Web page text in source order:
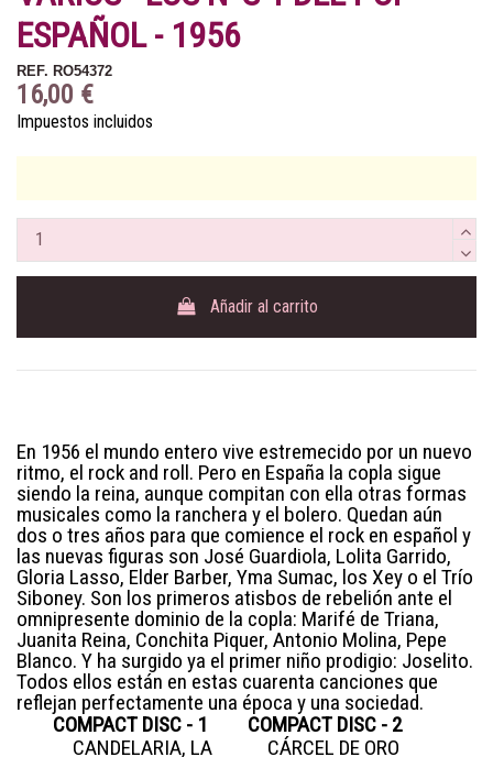
ESPAÑOL - 1956
REF. RO54372
16,00 €
Impuestos incluidos
Añadir al carrito
En 1956 el mundo entero vive estremecido por un nuevo
ritmo, el rock and roll. Pero en España la copla sigue
siendo la reina, aunque compitan con ella otras formas
musicales como la ranchera y el bolero. Quedan aún
dos o tres años para que comience el rock en español y
las nuevas figuras son José Guardiola, Lolita Garrido,
Gloria Lasso, Elder Barber, Yma Sumac, los Xey o el Trío
Siboney. Son los primeros atisbos de rebelión ante el
omnipresente dominio de la copla: Marifé de Triana,
Juanita Reina, Conchita Piquer, Antonio Molina, Pepe
Blanco. Y ha surgido ya el primer niño prodigio: Joselito.
Todos ellos están en estas cuarenta canciones que
reflejan perfectamente una época y una sociedad.
COMPACT DISC - 1
COMPACT DISC - 2
CANDELARIA, LA
CÁRCEL DE ORO